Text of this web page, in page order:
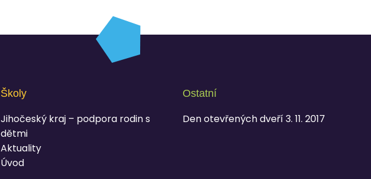
Školy
Jihočeský kraj – podpora rodin s
dětmi
Aktuality
Úvod
Ostatní
Den otevřených dveří 3. 11. 2017